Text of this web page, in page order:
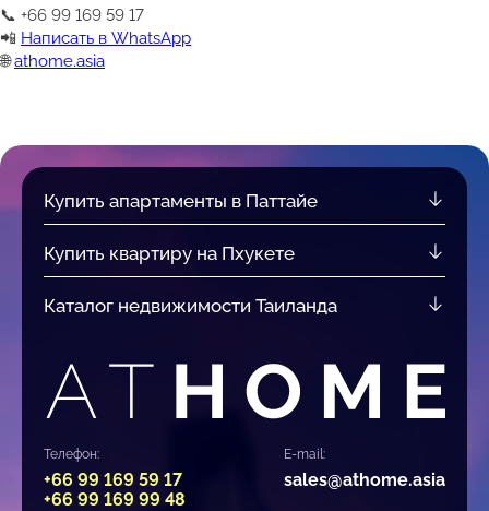
📞 +66 99 169 59 17
📲 Написать в WhatsApp
🌐 athome.asia
Купить апартаменты в Паттайе
Купить квартиру на Пхукете
Каталог недвижимости Таиланда
Телефон:
+66 99 169 59 17
+66 99 169 99 48
E-mail:
sales@athome.asia